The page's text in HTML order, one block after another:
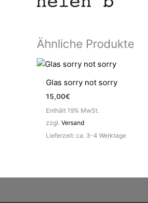
Ähnliche Produkte
Glas sorry not sorry
15,00€
Enthält 19% MwSt.
zzgl. Versand
Lieferzeit: ca. 3-4 Werktage